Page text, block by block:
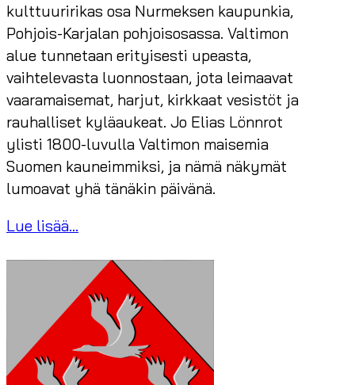
kulttuuririkas osa Nurmeksen kaupunkia,
Pohjois-Karjalan pohjoisosassa. Valtimon
alue tunnetaan erityisesti upeasta,
vaihtelevasta luonnostaan, jota leimaavat
vaaramaisemat, harjut, kirkkaat vesistöt ja
rauhalliset kyläaukeat. Jo Elias Lönnrot
ylisti 1800-luvulla Valtimon maisemia
Suomen kauneimmiksi, ja nämä näkymät
lumoavat yhä tänäkin päivänä.
Lue lisää...